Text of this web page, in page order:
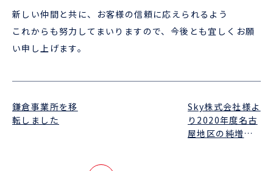
新しい仲間と共に、お客様の信頼に応えられるよう
これからも努力してまいりますので、今後とも宜しくお願
い申し上げます。
鎌倉事業所を移
転しました
Sky株式会社様よ
り2020年度名古
屋地区の純増部